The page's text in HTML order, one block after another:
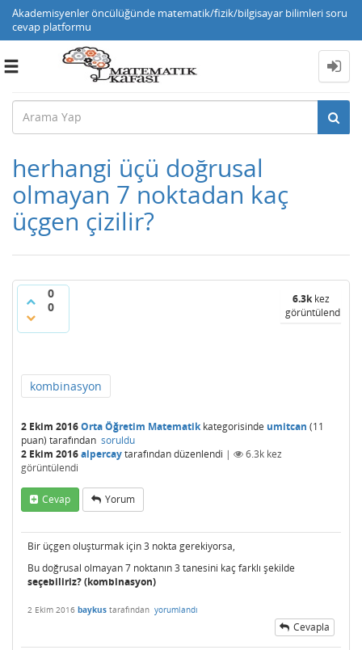
Akademisyenler öncülüğünde matematik/fizik/bilgisayar bilimleri soru
cevap platformu
Toggle
herhangi üçü doğrusal
olmayan 7 noktadan kaç
üçgen çizilir?
0
0
6.3kkez
görüntülendi
kombinasyon
2 Ekim 2016Orta Öğretim Matematikkategorisinde umitcan (11
puan) tarafından soruldu
2 Ekim 2016alpercaytarafındandüzenlendi | 6.3k kez
görüntülendi
Cevap Yorum
Bir üçgen oluşturmak için 3 nokta gerekiyorsa,
Bu doğrusal olmayan 7 noktanın 3 tanesini kaç farklı şekilde
seçebiliriz? (kombinasyon)
2 Ekim 2016 baykus tarafından yorumlandı
Cevapla